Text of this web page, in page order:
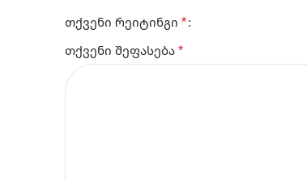
თქვენი რეიტინგი *
თქვენი შეფასება *